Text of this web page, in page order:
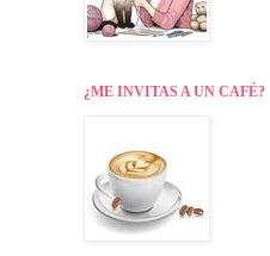
¿ME INVITAS A UN CAFÉ?